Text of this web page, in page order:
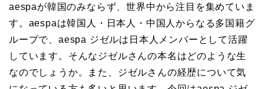
aespaが韓国のみならず、世界中から注目を集めていま
す。aespaは韓国人・日本人・中国人からなる多国籍グ
ループで、aespa ジゼルは日本人メンバーとして活躍
しています。そんなジゼルさんの本名はどのような生
なのでしょうか。また、ジゼルさんの経歴について気